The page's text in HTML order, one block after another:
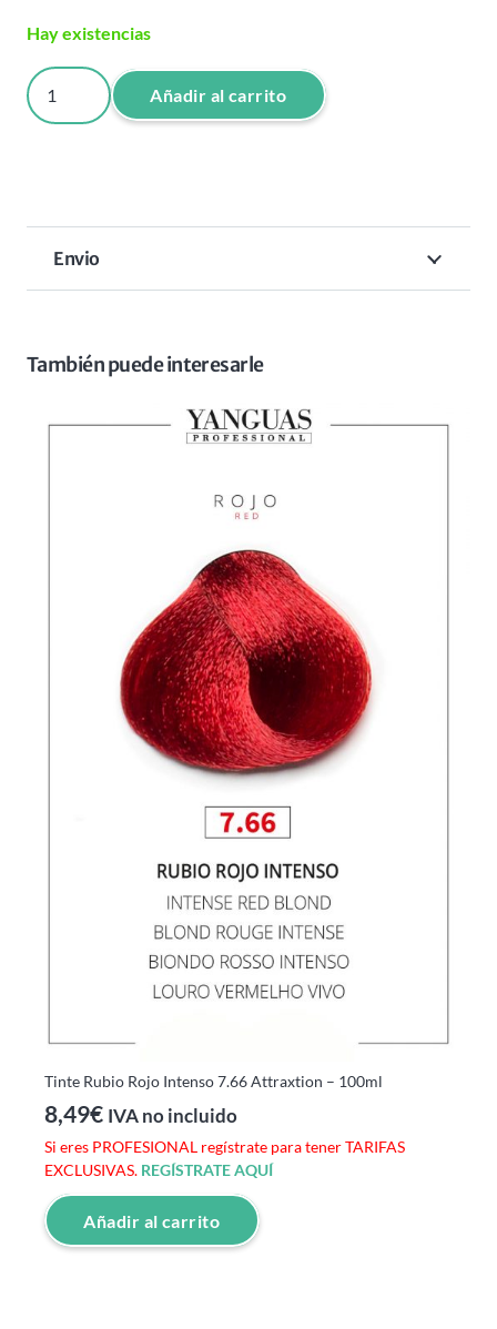
Hay existencias
CHAMPU
ANTICAIDA
cantidad
Añadir al carrito
Envio
También puede interesarle
Tinte Rubio Rojo Intenso 7.66 Attraxtion – 100ml
8,49€ IVA no incluido
Si eres PROFESIONAL regístrate para tener TARIFAS
EXCLUSIVAS. REGÍSTRATE AQUÍ
Añadir al carrito